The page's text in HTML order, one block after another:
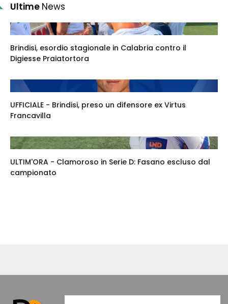
Ultime News
Brindisi, esordio stagionale in Calabria contro il
Digiesse Praiatortora
UFFICIALE - Brindisi, preso un difensore ex Virtus
Francavilla
ULTIM'ORA - Clamoroso in Serie D: Fasano escluso dal
campionato